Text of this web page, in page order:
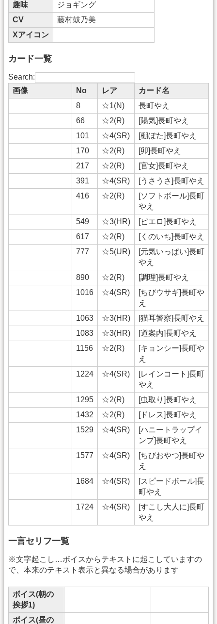
趣味
ジョギング
CV
藤村鼓乃美
Xアイコン
カード一覧
Search:
画像
No レア
カード名
8
☆1(N)
長町やえ
66
☆2(R)
[陽気]長町やえ
101
☆4(SR)
[棚ぼた]長町やえ
170
☆2(R)
[卯]長町やえ
217
☆2(R)
[官女]長町やえ
391
☆4(SR)
[うさうさ]長町やえ
416
☆2(R)
[ソフトボール]長町
やえ
549
☆3(HR)
[ピエロ]長町やえ
617
☆2(R)
[くのいち]長町やえ
777
☆5(UR)
[元気いっぱい]長町
やえ
890
☆2(R)
[調理]長町やえ
1016
☆4(SR)
[ちびウサギ]長町や
え
1063
☆3(HR)
[猫耳警察]長町やえ
1083
☆3(HR)
[道案内]長町やえ
1156
☆2(R)
[キョンシー]長町や
え
1224
☆4(SR)
[レインコート]長町
やえ
1295
☆2(R)
[虫取り]長町やえ
1432
☆2(R)
[ドレス]長町やえ
1529
☆4(SR)
[ハニートラップイ
ンプ]長町やえ
1577
☆4(SR)
[ちびおやつ]長町や
え
1684
☆4(SR)
[スピードボール]長
町やえ
1724
☆4(SR)
[すこし大人に]長町
やえ
一言セリフ一覧
※文字起こし…ボイスからテキストに起こしていますの
で、本来のテキスト表示と異なる場合があります
ボイス(朝の
挨拶1)
ボイス(昼の